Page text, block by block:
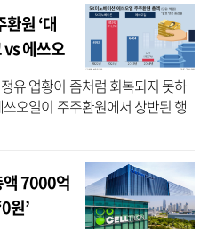
원 ‘대
에쓰오
유 업황이 좀처럼 회복되지 못하
오일이 주주환원에서 상반된 행
. 에쓰오일이 어려운 경영 여건
7000억
원’